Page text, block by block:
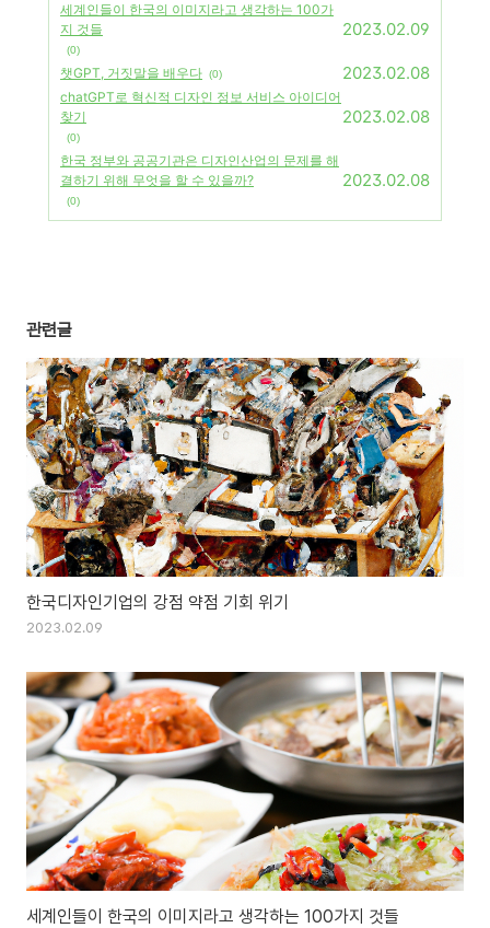
세계인들이 한국의 이미지라고 생각하는 100가
지 것들
(0)
2023.02.09
챗GPT, 거짓말을 배우다 (0) 2023.02.08
chatGPT로 혁신적 디자인 정보 서비스 아이디어
찾기
(0)
2023.02.08
한국 정부와 공공기관은 디자인산업의 문제를 해
결하기 위해 무엇을 할 수 있을까?
(0)
2023.02.08
관련글
한국디자인기업의 강점 약점 기회 위기
2023.02.09
세계인들이 한국의 이미지라고 생각하는 100가지 것들